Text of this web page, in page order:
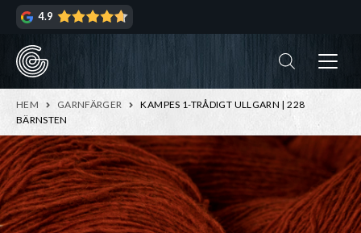
Hoppa
navigering
Hoppa
innehåll
4.9
HEM GARNFÄRGER
KAMPES 1-TRÅDIGT ULLGARN | 228
BÄRNSTEN